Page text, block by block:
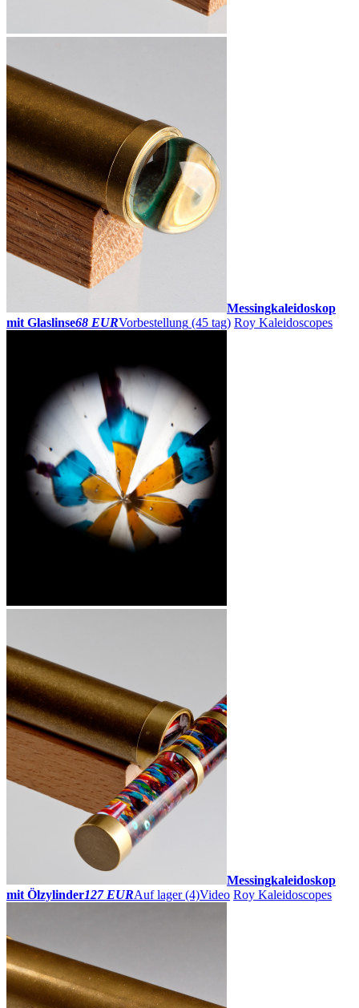
Messingkaleidoskop
mit Glaslinse68 EURVorbestellung (45 tag) Roy Kaleidoscopes
Messingkaleidoskop
mit Ölzylinder127 EURAuf lager (4)Video Roy Kaleidoscopes